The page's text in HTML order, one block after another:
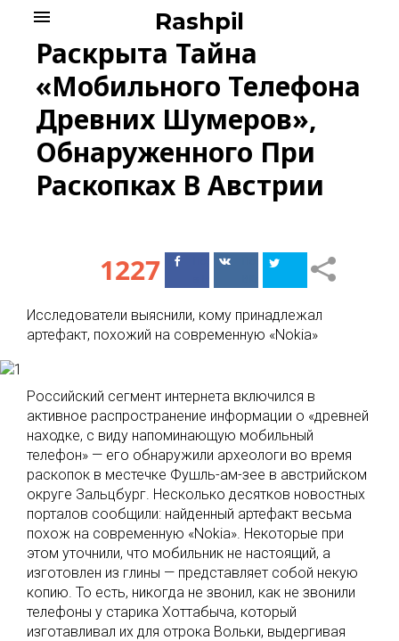
content
Rashpil
menu
Раскрыта Тайна
«Мобильного Телефона
Древних Шумеров»,
Обнаруженного При
Раскопках В Австрии
1227
ПоделитьсяПоделиться
Исследователи выяснили, кому принадлежал
артефакт, похожий на современную «Nokia»
Российский сегмент интернета включился в
активное распространение информации о «древней
находке, с виду напоминающую мобильный
телефон» — его обнаружили археологи во время
раскопок в местечке Фушль-ам-зее в австрийском
округе Зальцбург. Несколько десятков новостных
порталов сообщили: найденный артефакт весьма
похож на современную «Nokia». Некоторые при
этом уточнили, что мобильник не настоящий, а
изготовлен из глины — представляет собой некую
копию. То есть, никогда не звонил, как не звонили
телефоны у старика Хоттабыча, который
изготавливал их для отрока Вольки, выдергивая